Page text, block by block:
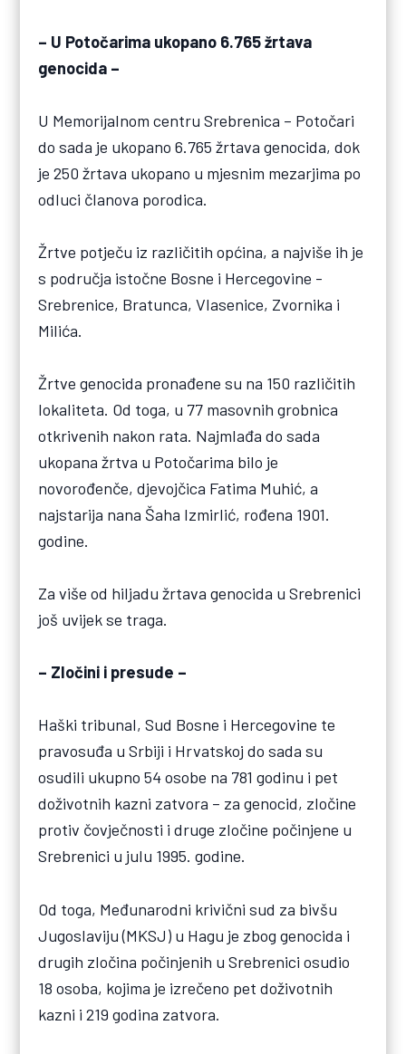
– U Potočarima ukopano 6.765 žrtava
genocida –
U Memorijalnom centru Srebrenica – Potočari
do sada je ukopano 6.765 žrtava genocida, dok
je 250 žrtava ukopano u mjesnim mezarjima po
odluci članova porodica.
Žrtve potječu iz različitih općina, a najviše ih je
s područja istočne Bosne i Hercegovine -
Srebrenice, Bratunca, Vlasenice, Zvornika i
Milića.
Žrtve genocida pronađene su na 150 različitih
lokaliteta. Od toga, u 77 masovnih grobnica
otkrivenih nakon rata. Najmlađa do sada
ukopana žrtva u Potočarima bilo je
novorođenče, djevojčica Fatima Muhić, a
najstarija nana Šaha Izmirlić, rođena 1901.
godine.
Za više od hiljadu žrtava genocida u Srebrenici
još uvijek se traga.
– Zločini i presude –
Haški tribunal, Sud Bosne i Hercegovine te
pravosuđa u Srbiji i Hrvatskoj do sada su
osudili ukupno 54 osobe na 781 godinu i pet
doživotnih kazni zatvora – za genocid, zločine
protiv čovječnosti i druge zločine počinjene u
Srebrenici u julu 1995. godine.
Od toga, Međunarodni krivični sud za bivšu
Jugoslaviju (MKSJ) u Hagu je zbog genocida i
drugih zločina počinjenih u Srebrenici osudio
18 osoba, kojima je izrečeno pet doživotnih
kazni i 219 godina zatvora.